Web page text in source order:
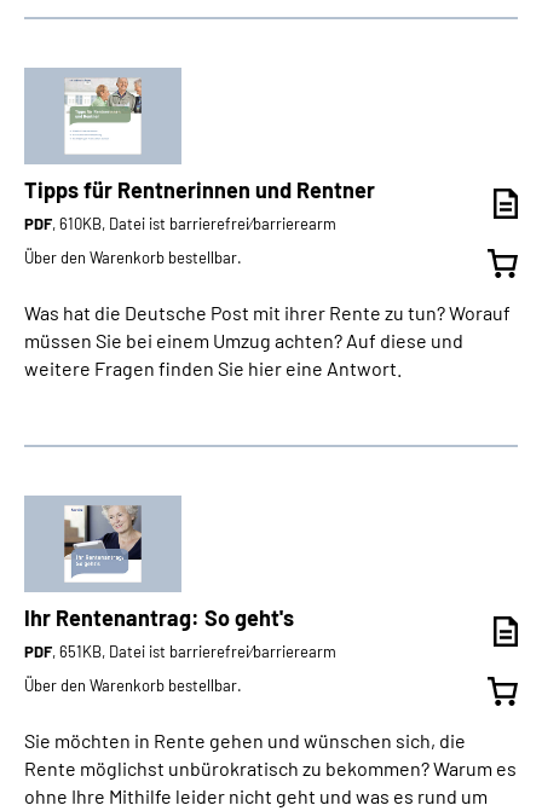
Tipps für Rentnerinnen und Rentner
PDF, 610KB, Datei ist barrierefrei⁄barrierearm
Über den Warenkorb bestellbar.
Was hat die Deutsche Post mit ihrer Rente zu tun? Worauf
müssen Sie bei einem Umzug achten? Auf diese und
weitere Fragen finden Sie hier eine Antwort.
Ihr Rentenantrag: So geht's
PDF, 651KB, Datei ist barrierefrei⁄barrierearm
Über den Warenkorb bestellbar.
Sie möchten in Rente gehen und wünschen sich, die
Rente möglichst unbürokratisch zu bekommen? Warum es
ohne Ihre Mithilfe leider nicht geht und was es rund um